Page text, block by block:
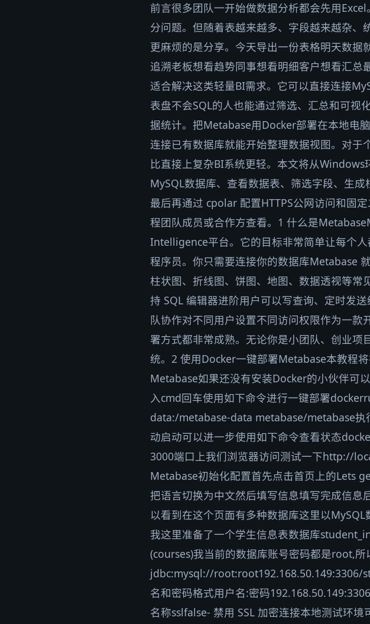
前言很多团队一开始做数据分析都会先用
分问题。但随着表越来越多、字段越来越杂、
更麻烦的是分享。今天导出一份表格明天数
追溯老板想看趋势同事想看明细客户想看汇
适合解决这类轻量BI需求。它可以直接连接
表盘不会SQL的人也能通过筛选、汇总和可视
据统计。把Metabase用Docker部署在本地电
连接已有数据库就能开始整理数据视图。对
比直接上复杂BI系统更轻。本文将从
MySQL数据库、查看数据表、筛选字段、生成
最后再通过 cpolar 配置HTTPS公网访问和固
程团队成员或合作方查看。1 什么是
Intelligence平台。它的目标非常简单让每个
程序员。你只需要连接你的数据库Metabase
柱状图、折线图、饼图、地图、数据透视等
持 SQL 编辑器进阶用户可以写查询、定时发
队协作对不同用户设置不同访问权限作为一
署方式都非常成熟。无论你是小团队、创业
统。2 使用Docker一键部署Metabase本教程
Metabase如果还没有安装Docker的小伙伴可
入cmd回车使用如下命令进行一键部署
data:/metabase-data metabase/metabase执
动启动可以进一步使用如下命令查看状态
3000端口上我们浏览器访问测试一下http://
Metabase初始化配置首先点击首页上的Lets
把语言切换为中文然后填写信息填写完成信
以看到在这个页面有多种数据库这里以
我这里准备了一个学生信息表数据库
(courses)我当前的数据库账号密码都是root,
jdbc:mysql://root:root192.168.50.149:3306/
名和密码格式用户名:密码
名称sslfalse- 禁用 SSL 加密连接本地测试环